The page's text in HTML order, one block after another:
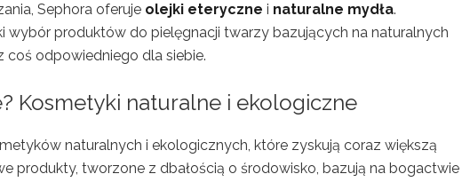
Sephora oferuje olejki eteryczne i naturalne mydła.
wybór produktów do pielęgnacji twarzy bazujących na naturalnych
coś odpowiedniego dla siebie.
Kosmetyki naturalne i ekologiczne
naturalnych i ekologicznych, które zyskują coraz większą
produkty, tworzone z dbałością o środowisko, bazują na bogactwie